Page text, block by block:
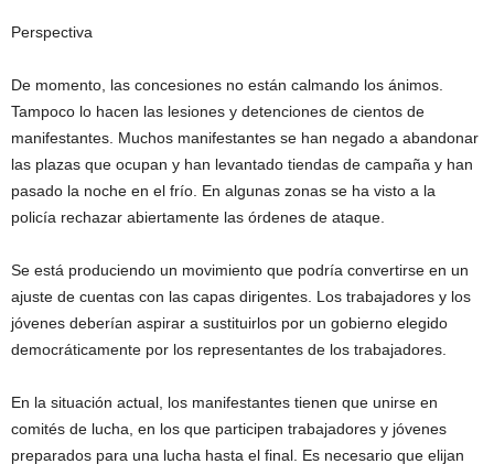
Perspectiva
De momento, las concesiones no están calmando los ánimos.
Tampoco lo hacen las lesiones y detenciones de cientos de
manifestantes. Muchos manifestantes se han negado a abandonar
las plazas que ocupan y han levantado tiendas de campaña y han
pasado la noche en el frío. En algunas zonas se ha visto a la
policía rechazar abiertamente las órdenes de ataque.
Se está produciendo un movimiento que podría convertirse en un
ajuste de cuentas con las capas dirigentes. Los trabajadores y los
jóvenes deberían aspirar a sustituirlos por un gobierno elegido
democráticamente por los representantes de los trabajadores.
En la situación actual, los manifestantes tienen que unirse en
comités de lucha, en los que participen trabajadores y jóvenes
preparados para una lucha hasta el final. Es necesario que elijan